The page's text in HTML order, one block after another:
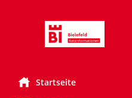
Startseite